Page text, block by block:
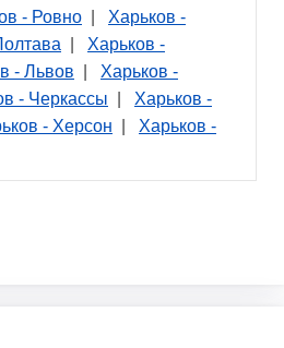
- Ровно
Харьков -
Харьков -
- Львов
Харьков -
- Черкассы
Харьков -
- Херсон
Харьков -